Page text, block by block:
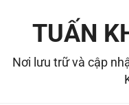
TUẤN
Nơi lưu trữ và cập